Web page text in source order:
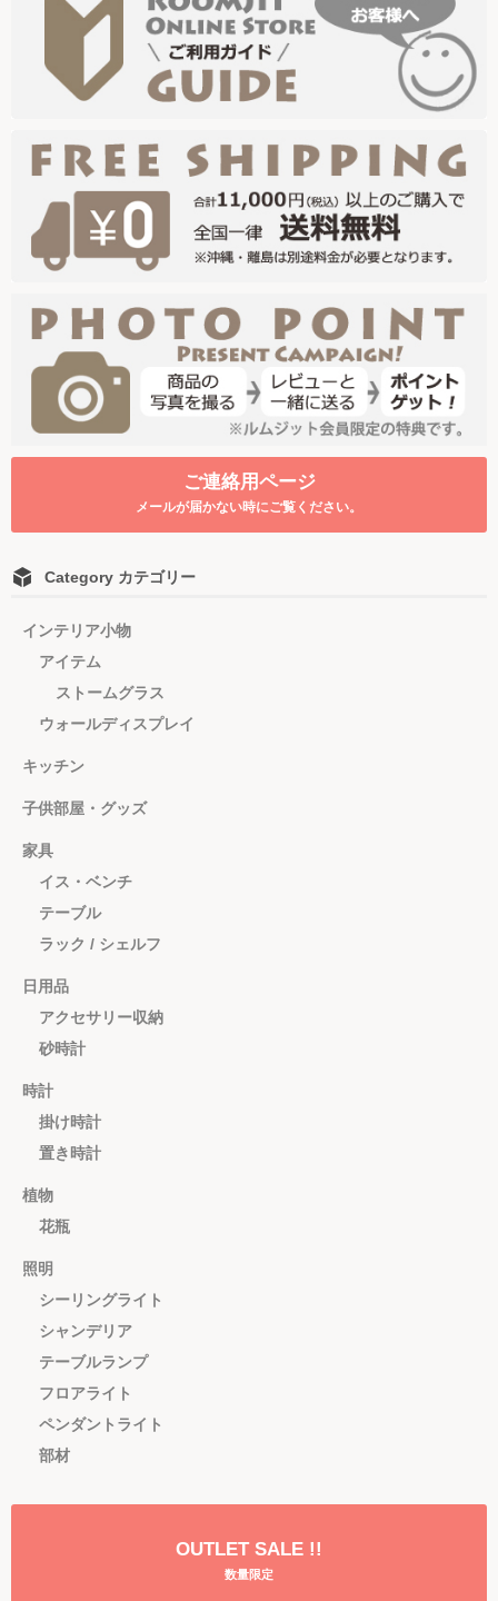
ご連絡用ページ
メールが届かない時にご覧ください。
Category カテゴリー
インテリア小物
アイテム
ストームグラス
ウォールディスプレイ
キッチン
子供部屋・グッズ
家具
イス・ベンチ
テーブル
ラック / シェルフ
日用品
アクセサリー収納
砂時計
時計
掛け時計
置き時計
植物
花瓶
照明
シーリングライト
シャンデリア
テーブルランプ
フロアライト
ペンダントライト
部材
OUTLET SALE !!
数量限定